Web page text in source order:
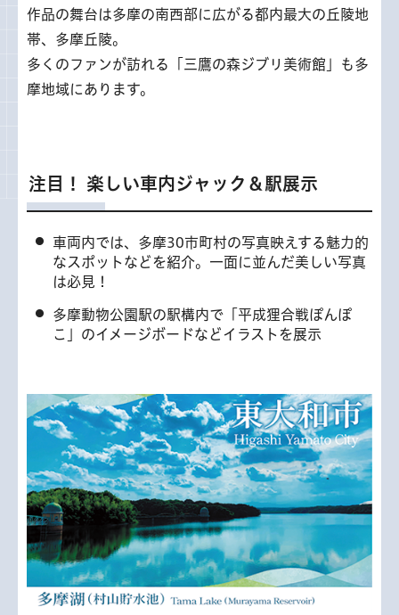
作品の舞台は多摩の南西部に広がる都内最大の丘陵地
帯、多摩丘陵。
多くのファンが訪れる「三鷹の森ジブリ美術館」も多
摩地域にあります。
注目！ 楽しい車内ジャック＆駅展示
車両内では、多摩30市町村の写真映えする魅力的
なスポットなどを紹介。一面に並んだ美しい写真
は必見！
多摩動物公園駅の駅構内で「平成狸合戦ぽんぽ
こ」のイメージボードなどイラストを展示